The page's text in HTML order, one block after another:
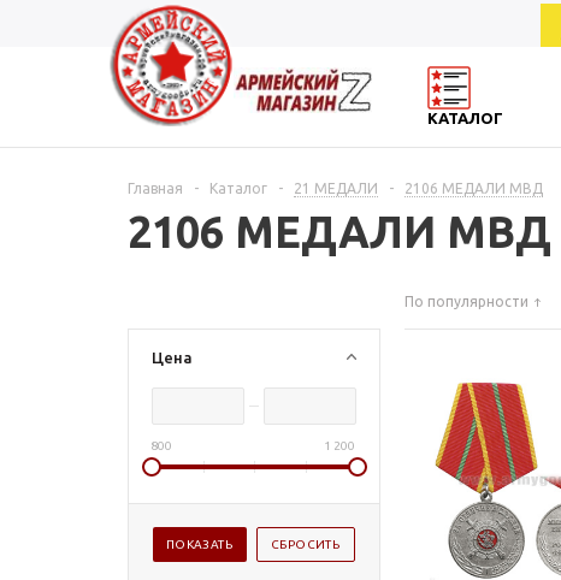
КАТАЛОГ
Главная - Каталог - 21 МЕДАЛИ - 2106 МЕДАЛИ МВД
2106 МЕДАЛИ МВД
Цена
800 1 200
По популярности